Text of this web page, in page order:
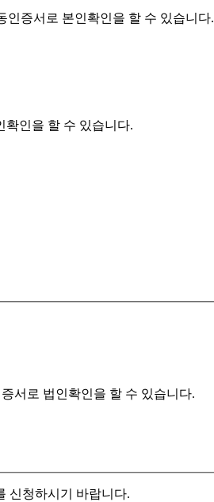
인증서로 본인확인을 할 수 있습니다.
확인을 할 수 있습니다.
서로 법인확인을 할 수 있습니다.
신청하시기 바랍니다.